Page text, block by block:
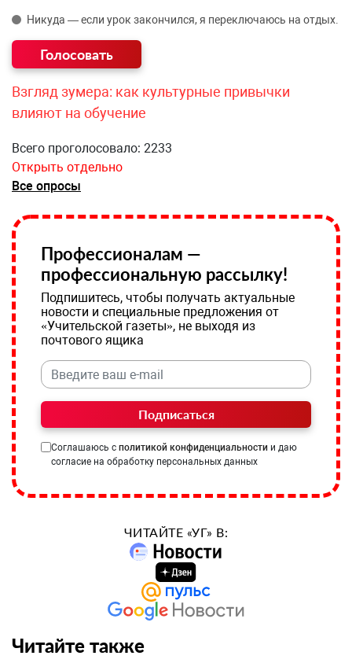
Никуда — если урок закончился, я переключаюсь на отдых.
Взгляд зумера: как культурные привычки
влияют на обучение
Всего проголосовало: 2233
Открыть отдельно
Все опросы
Профессионалам —
профессиональную рассылку!
Подпишитесь, чтобы получать актуальные
новости и специальные предложения от
«Учительской газеты», не выходя из
почтового ящика
Подписаться
Соглашаюсь с политикой конфиденциальности и даю
согласие на обработку персональных данных
ЧИТАЙТЕ «УГ» В:
Читайте также